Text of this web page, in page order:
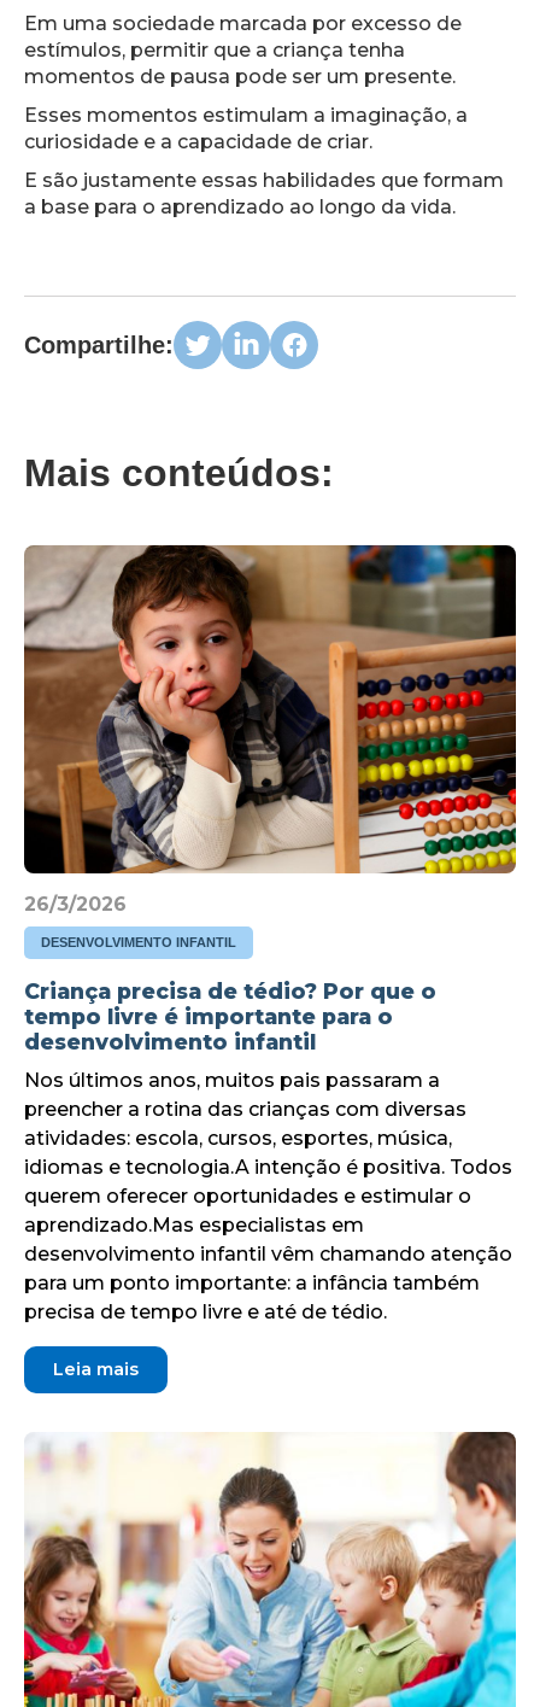
Em uma sociedade marcada por excesso de
estímulos, permitir que a criança tenha
momentos de pausa pode ser um presente.
Esses momentos estimulam a imaginação, a
curiosidade e a capacidade de criar.
E são justamente essas habilidades que formam
a base para o aprendizado ao longo da vida.
Compartilhe:
Mais conteúdos:
26/3/2026
DESENVOLVIMENTO INFANTIL
Criança precisa de tédio? Por que o
tempo livre é importante para o
desenvolvimento infantil
Nos últimos anos, muitos pais passaram a
preencher a rotina das crianças com diversas
atividades: escola, cursos, esportes, música,
idiomas e tecnologia.A intenção é positiva. Todos
querem oferecer oportunidades e estimular o
aprendizado.Mas especialistas em
desenvolvimento infantil vêm chamando atenção
para um ponto importante: a infância também
precisa de tempo livre e até de tédio.
Leia mais